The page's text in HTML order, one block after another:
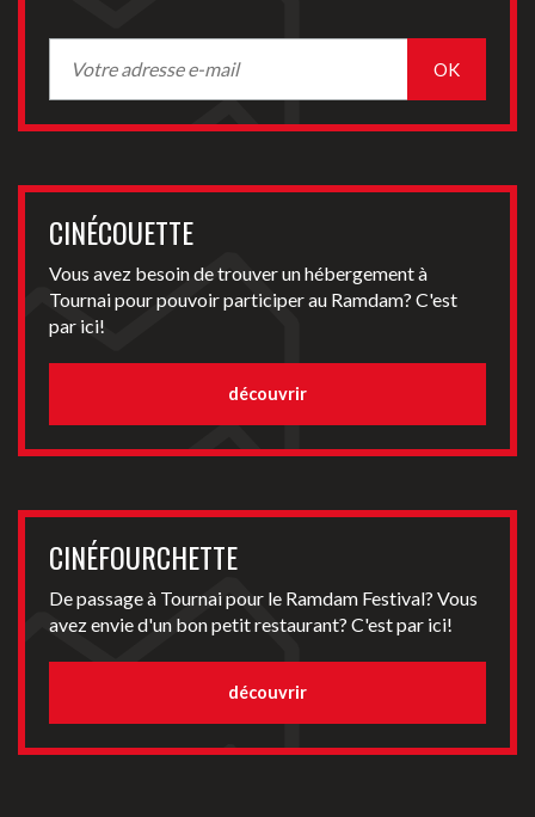
CINÉCOUETTE
Vous avez besoin de trouver un hébergement à
Tournai pour pouvoir participer au Ramdam? C'est
par ici!
découvrir
CINÉFOURCHETTE
De passage à Tournai pour le Ramdam Festival? Vous
avez envie d'un bon petit restaurant? C'est par ici!
découvrir